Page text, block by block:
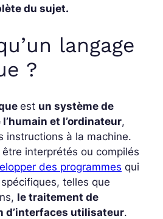
du sujet.
langage
?
est un système de
et l’ordinateur,
instructions à la machine.
interprétés ou compilés
des programmes qui
telles que
le traitement de
d’interfaces utilisateur.